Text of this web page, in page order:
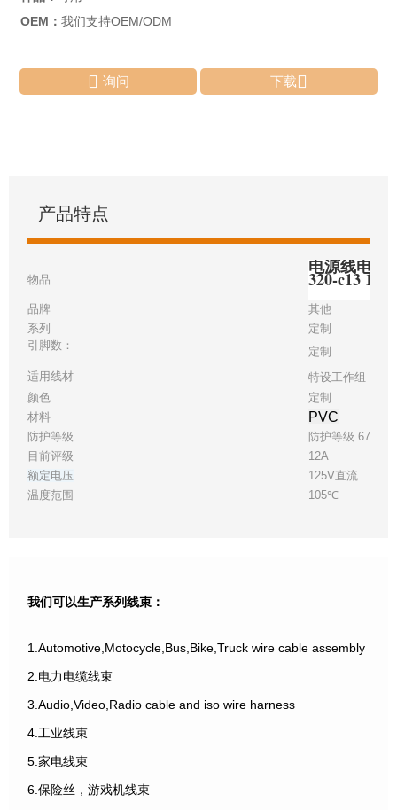
OEM： 我们支持OEM/ODM
 询问 下载
产品特点
物品
电源线电缆
320-c13 16
品牌
其他
系列
定制
引脚数：
定制
适用线材
特设工作组 16
颜色
定制
材料
PVC
防护等级
防护等级 67
目前评级
12A
额定电压
125V直流
温度范围
105℃
我们可以生产系列线束：
1.Automotive,Motocycle,Bus,Bike,Truck wire cable assembly
2.电力电缆线束
3.Audio,Video,Radio cable and iso wire harness
4.工业线束
5.家电线束
6.保险丝，游戏机线束